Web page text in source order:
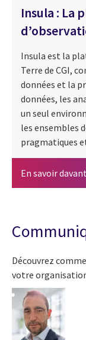
Insula : La
Insula est la
Terre de CGI,
données et la
données, les
un seul
les ensembles
pragmatiques
En savoir
Découvrez
votre